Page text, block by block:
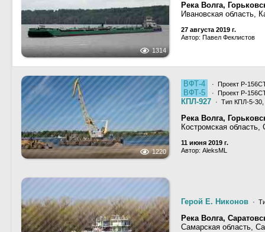
1314
Река Волга,
Ивановская область,
27 августа 2019 г.
Автор: Павел Феклистов
1220
ВФТ-4 · Проект Р-
ВФТ-5 · Проект Р-
КПЛ-927 · Тип КПЛ-5-30,
Река Волга,
Костромская область,
11 июня 2019 г.
Автор: AleksML
Герой Е. Никонов ·
Река Волга,
Самарская область,